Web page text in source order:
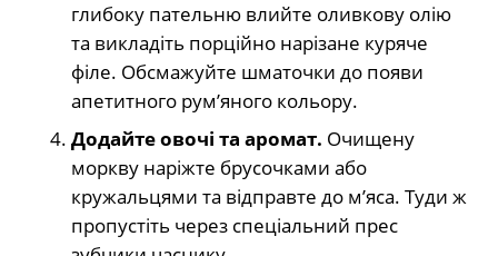
глибоку пательню влийте оливкову олію
та викладіть порційно нарізане куряче
філе. Обсмажуйте шматочки до появи
апетитного рум’яного кольору.
Додайте овочі та аромат. Очищену
моркву наріжте брусочками або
кружальцями та відправте до м’яса. Туди ж
пропустіть через спеціальний прес